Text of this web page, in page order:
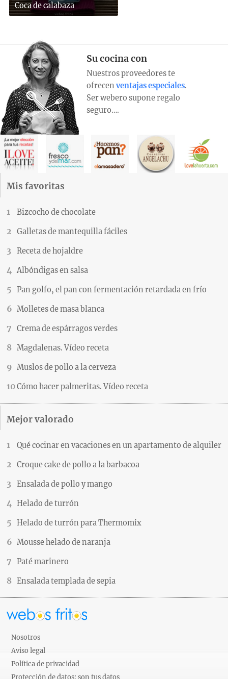
Coca de calabaza
Su cocina con
Nuestros proveedores te
ofrecen ventajas especiales.
Ser webero supone regalo
seguro….
Mis favoritas
Bizcocho de chocolate
Galletas de mantequilla fáciles
Receta de hojaldre
Albóndigas en salsa
Pan golfo, el pan con fermentación retardada en frío
Molletes de masa blanca
Crema de espárragos verdes
Magdalenas. Vídeo receta
Muslos de pollo a la cerveza
Cómo hacer palmeritas. Vídeo receta
Mejor valorado
Qué cocinar en vacaciones en un apartamento de alquiler
Croque cake de pollo a la barbacoa
Ensalada de pollo y mango
Helado de turrón
Helado de turrón para Thermomix
Mousse helado de naranja
Paté marinero
Ensalada templada de sepia
Nosotros
Aviso legal
Política de privacidad
Protección de datos: son tus datos